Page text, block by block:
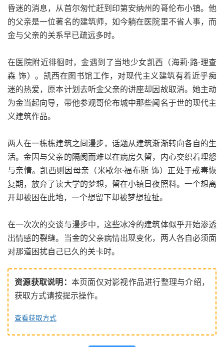
昏迷的消息，从首尔匆忙赶到印第安纳州的哥伦布小镇。他
的父亲是一位著名的建筑师，如今躺在医院里不省人事，而
金与父亲的关系早已疏远多时。
在医院附近徘徊时，金遇到了当地少女凯西（海莉·路·理查
森 饰）。凯西在图书馆工作，对现代主义建筑有着近乎痴
迷的热爱，原本计划去听金父亲的讲座却因故取消。她主动
为金当起向导，带他参观哥伦布城中那些闻名于世的现代主
义建筑作品。
两人在一栋栋建筑之间漫步，话题从建筑渐渐转向各自的生
活。金因与父亲的隔阂而难以在病房久留，内心交织着埋怨
与亲情。凯西则因母亲（米歇尔·福布斯 饰）正处于戒毒恢
复期，放弃了读大学的梦想，留在小镇日夜照料。一个想离
开却被困在此地，一个想留下却被梦想拉扯。
在一次次的交谈与漫步中，这些冰冷的建筑体似乎开始渗透
出情感的裂缝。当金的父亲病情出现变化，两人各自必须面
对那道困扰自己已久的关卡时。
资源获取说明： 本页面仅对影视作品进行整理与介绍，
获取方式请按提示操作。
查看获取方式